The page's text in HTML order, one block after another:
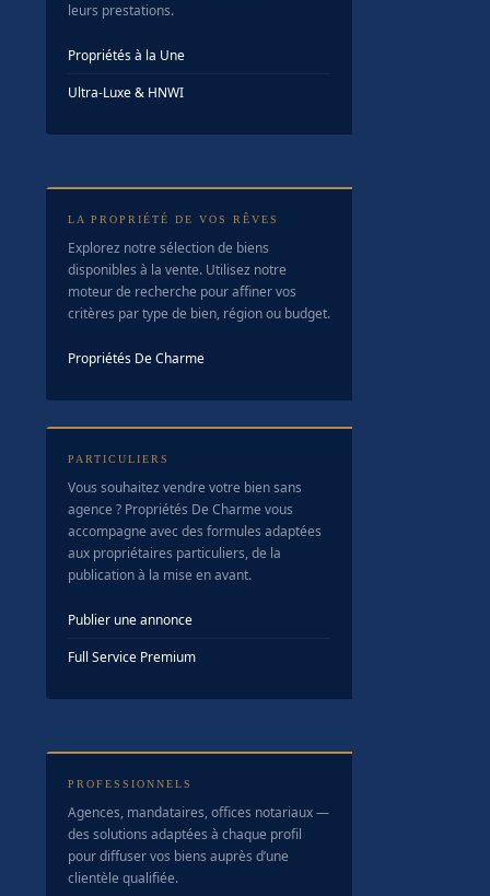
leurs prestations.
Propriétés à la Une
Ultra-Luxe & HNWI
LA PROPRIÉTÉ DE VOS RÊVES
Explorez notre sélection de biens
disponibles à la vente. Utilisez notre
moteur de recherche pour affiner vos
critères par type de bien, région ou budget.
Propriétés De Charme
PARTICULIERS
Vous souhaitez vendre votre bien sans
agence ? Propriétés De Charme vous
accompagne avec des formules adaptées
aux propriétaires particuliers, de la
publication à la mise en avant.
Publier une annonce
Full Service Premium
PROFESSIONNELS
Agences, mandataires, offices notariaux —
des solutions adaptées à chaque profil
pour diffuser vos biens auprès d’une
clientèle qualifiée.